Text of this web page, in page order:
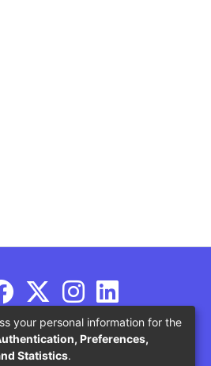
your personal information for the
Preferences,
Statistics.